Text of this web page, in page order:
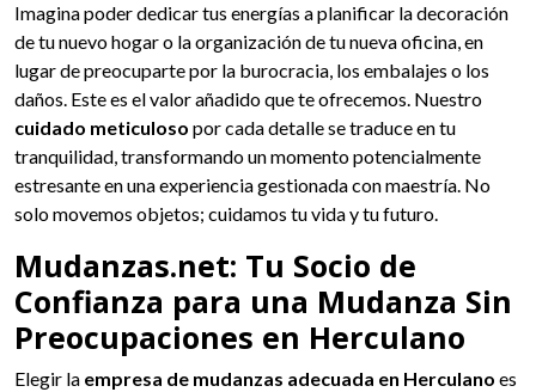
Imagina poder dedicar tus energías a planificar la decoración
de tu nuevo hogar o la organización de tu nueva oficina, en
lugar de preocuparte por la burocracia, los embalajes o los
daños. Este es el valor añadido que te ofrecemos. Nuestro
cuidado meticuloso por cada detalle se traduce en tu
tranquilidad, transformando un momento potencialmente
estresante en una experiencia gestionada con maestría. No
solo movemos objetos; cuidamos tu vida y tu futuro.
Mudanzas.net: Tu Socio de
Confianza para una Mudanza Sin
Preocupaciones en Herculano
Elegir la empresa de mudanzas adecuada en Herculano es